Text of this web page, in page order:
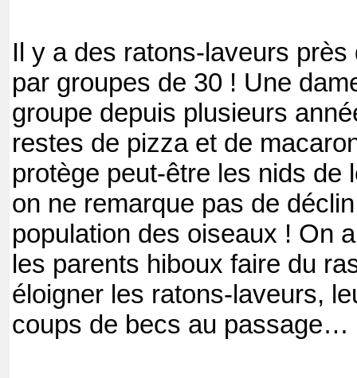
Il y a des ratons-laveurs près
par groupes de 30 ! Une
groupe depuis plusieurs
restes de pizza et de
protège peut-être les nids de
on ne remarque pas de
population des oiseaux ! On
les parents hiboux faire du
éloigner les ratons-laveurs,
coups de becs au passage…